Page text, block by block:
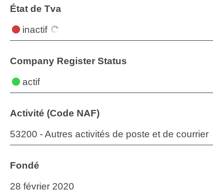
État de Tva
inactif
Company Register Status
actif
Activité (Code NAF)
53200 - Autres activités de poste et de courrier
Fondé
28 février 2020